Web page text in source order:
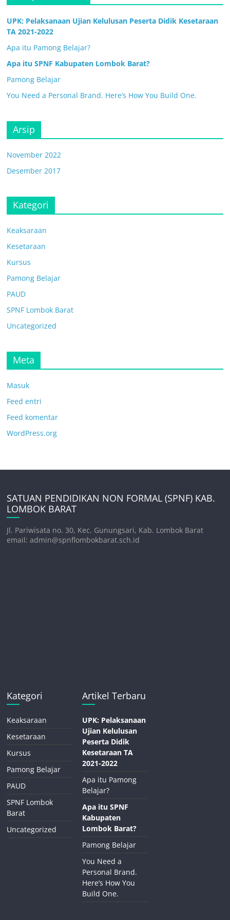
UPK: Pelaksanaan Ujian Kelulusan Peserta Didik Kesetaraan
TA 2021-2022
Apa itu Pamong Belajar?
Apa itu SPNF Kabupaten Lombok Barat?
Pamong Belajar
You Need a Personal Brand. Here’s How You Build One.
Arsip
November 2022
Desember 2017
Kategori
Keaksaraan
Kesetaraan
Kursus
Pamong Belajar
PAUD
SPNF Lombok Barat
Uncategorized
Meta
Masuk
Feed entri
Feed komentar
WordPress.org
SATUAN PENDIDIKAN NON FORMAL (SPNF) KAB.
LOMBOK BARAT
Jl. Pariwisata no. 30, Kec. Gunungsari, Kab. Lombok Barat
email: admin@spnflombokbarat.sch.id
Kategori
Keaksaraan
Kesetaraan
Kursus
Pamong Belajar
PAUD
SPNF Lombok
Barat
Uncategorized
Artikel Terbaru
UPK: Pelaksanaan
Ujian Kelulusan
Peserta Didik
Kesetaraan TA
2021-2022
Apa itu Pamong
Belajar?
Apa itu SPNF
Kabupaten
Lombok Barat?
Pamong Belajar
You Need a
Personal Brand.
Here’s How You
Build One.